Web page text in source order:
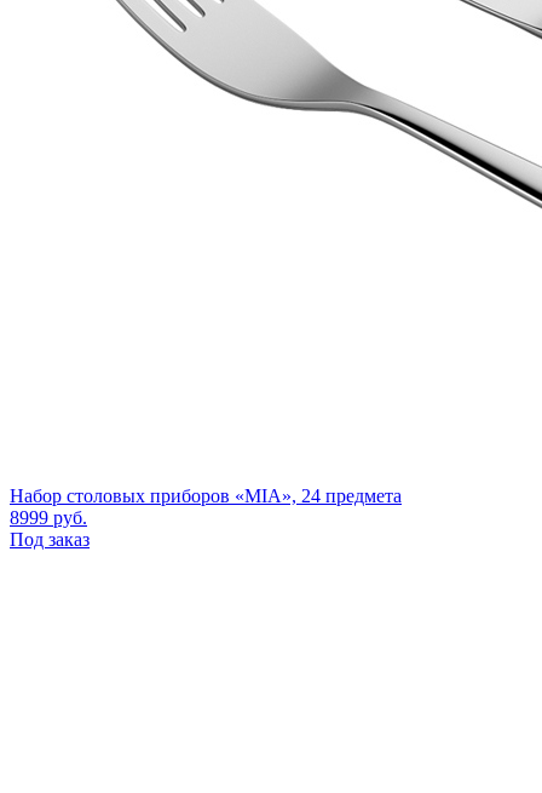
Набор столовых приборов «MIA», 24 предмета
8999 руб.
Под заказ